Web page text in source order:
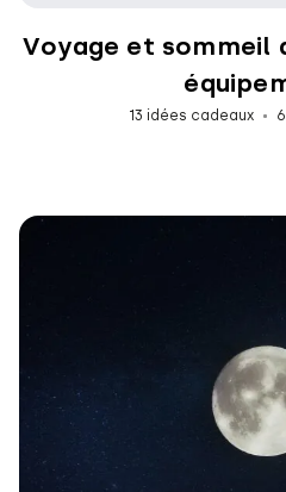
Voyage et sommeil
13 idées cadeaux